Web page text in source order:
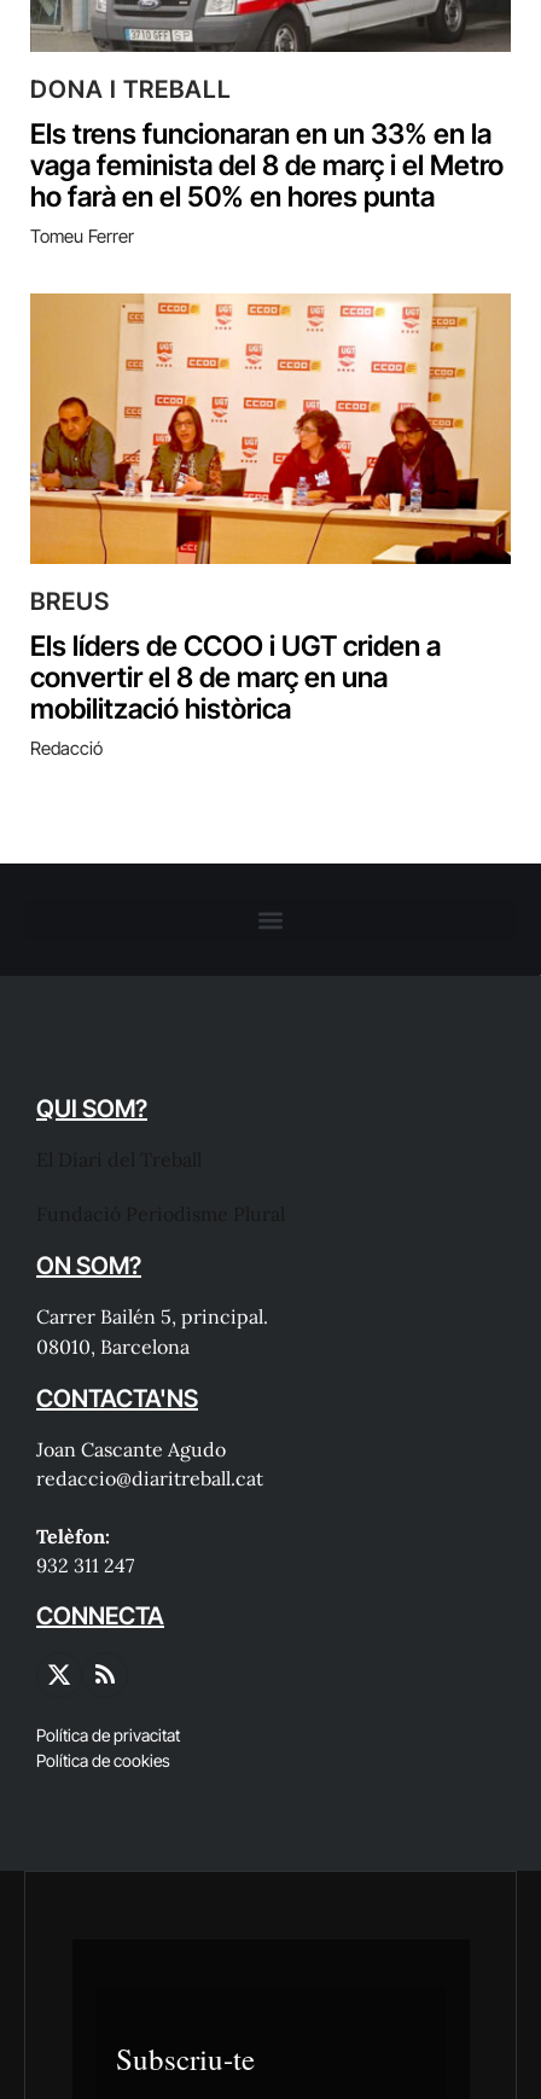
DONA I TREBALL
Els trens funcionaran en un 33% en la
vaga feminista del 8 de març i el Metro
ho farà en el 50% en hores punta
Tomeu Ferrer
BREUS
Els líders de CCOO i UGT criden a
convertir el 8 de març en una
mobilització històrica
Redacció
QUI SOM?
ON SOM?
Carrer Bailén 5, principal.
08010, Barcelona
CONTACTA'NS
Joan Cascante Agudo
redaccio@diaritreball.cat
Telèfon:
932 311 247
CONNECTA
X
RSS
Política de privacitat
Política de cookies